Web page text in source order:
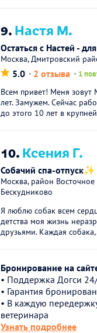
9.Настя М.
Остаться с Настей -
Москва, Дмитровский
5.0 2 отзыва 1
Всем привет! Меня зовут
лет. Замужем. Сейчас
до этого 10 лет в
10.Ксения Г.
Собачий спа-отпуск✨
Москва, район
Бескудниково
Я люблю собак всем
детства моя жизнь
друзьями. Каждая
Бронирование на
• Поддержка Догси
• Гарантия
• В каждую
ветеринара
Узнать подробнее